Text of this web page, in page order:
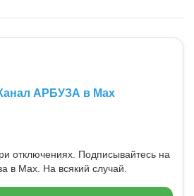
АРБУЗА в Max
отключениях. Подписывайтесь на
в Max. На всякий случай.